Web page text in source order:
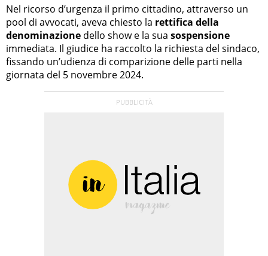
Nel ricorso d’urgenza il primo cittadino, attraverso un
pool di avvocati, aveva chiesto la rettifica della
denominazione dello show e la sua sospensione
immediata. Il giudice ha raccolto la richiesta del sindaco,
fissando un’udienza di comparizione delle parti nella
giornata del 5 novembre 2024.